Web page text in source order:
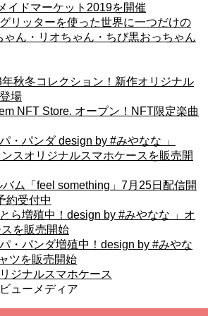
イドマーケット2019を開催
リッターを使った世界に一つだけの
ん・リオちゃん・ちび黒おっちゃん
秋冬コレクション！新作オリジナル
場
NFT Store. オープン！NFT限定楽曲
・パンダ design by #みやなな 」
スオリジナルスマホケースを販売開
ム「feel something」7月25日配信開
約受付中
ら増殖中！design by #みやなな 」オ
を販売開始
・パンダ増殖中！design by #みやな
ツを販売開始
ジナルスマホケース
ューメディア